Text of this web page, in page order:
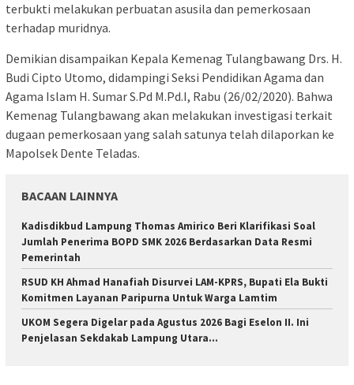
terbukti melakukan perbuatan asusila dan pemerkosaan
terhadap muridnya.
Demikian disampaikan Kepala Kemenag Tulangbawang Drs. H.
Budi Cipto Utomo, didampingi Seksi Pendidikan Agama dan
Agama Islam H. Sumar S.Pd M.Pd.I, Rabu (26/02/2020). Bahwa
Kemenag Tulangbawang akan melakukan investigasi terkait
dugaan pemerkosaan yang salah satunya telah dilaporkan ke
Mapolsek Dente Teladas.
BACAAN LAINNYA
Kadisdikbud Lampung Thomas Amirico Beri Klarifikasi Soal
Jumlah Penerima BOPD SMK 2026 Berdasarkan Data Resmi
Pemerintah
RSUD KH Ahmad Hanafiah Disurvei LAM-KPRS, Bupati Ela Bukti
Komitmen Layanan Paripurna Untuk Warga Lamtim
UKOM Segera Digelar pada Agustus 2026 Bagi Eselon II. Ini
Penjelasan Sekdakab Lampung Utara…